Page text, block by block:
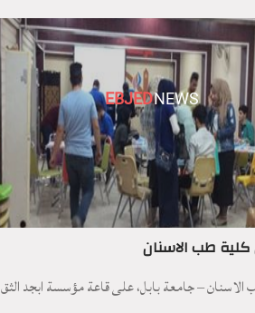
EBJEDNEWS
طب الاسنان
الاسنان – جامعة بابل، على قاعة مؤسسة ابجد الثق